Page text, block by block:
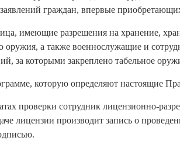
граждан, впервые
имеющие разрешения на хранение,
оружия, а также военнослужащие и
за которыми закреплено табельное
которую определяют настоящие
проверки сотрудник лицензионно-
лицензии производит запись о